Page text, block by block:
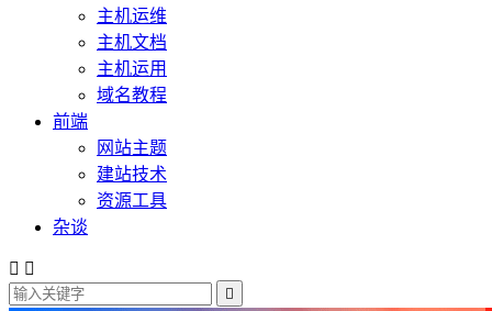
主机运维
主机文档
主机运用
域名教程
前端
网站主题
建站技术
资源工具
杂谈
 
